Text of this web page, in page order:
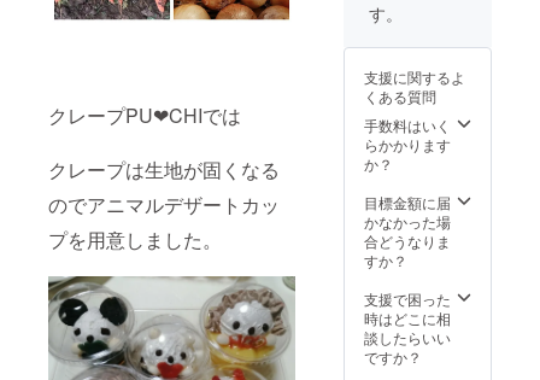
クレープPU❤CHIでは
クレープは生地が固くなる
のでアニマルデザートカッ
プを用意しました。
年間の
す。 上
乗せご
支援も
大歓迎
にてお
礼をい
たしま
をいた
しま
す。 新
商品名
す。
支援に関するよ
くある質問
手数料はいく
らかかります
か？
目標金額に届
かなかった場
合どうなりま
すか？
支援で困った
時はどこに相
談したらいい
ですか？